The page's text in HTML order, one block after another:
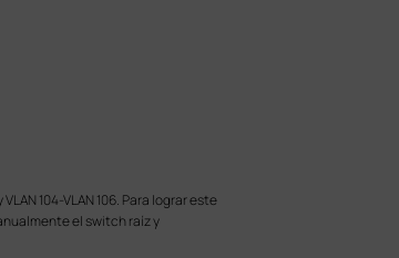
104-VLAN 106. Para lograr este
el switch raíz y